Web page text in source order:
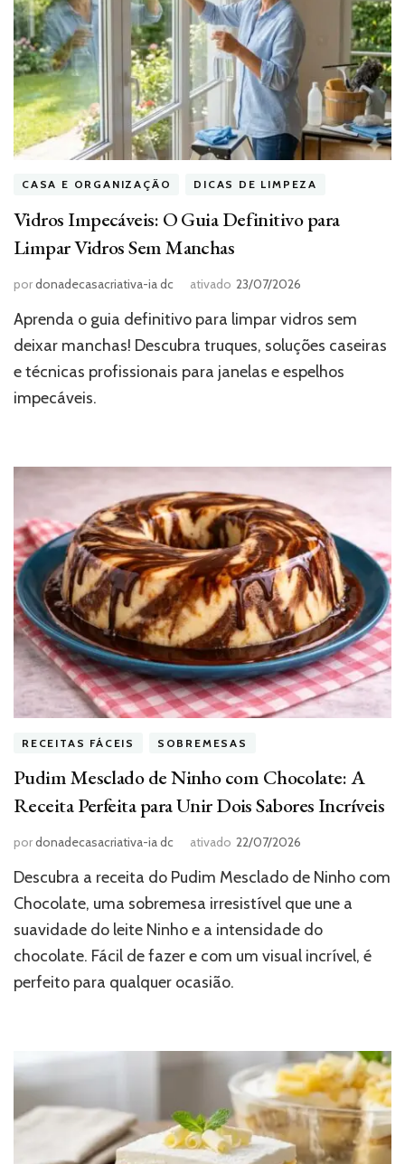
CASA E ORGANIZAÇÃO DICAS DE LIMPEZA
Vidros Impecáveis: O Guia Definitivo para
Limpar Vidros Sem Manchas
pordonadecasacriativa-ia dc ativado 23/07/2026
Aprenda o guia definitivo para limpar vidros sem
deixar manchas! Descubra truques, soluções caseiras
e técnicas profissionais para janelas e espelhos
impecáveis.
RECEITAS FÁCEIS SOBREMESAS
Pudim Mesclado de Ninho com Chocolate: A
Receita Perfeita para Unir Dois Sabores Incríveis
pordonadecasacriativa-ia dc ativado 22/07/2026
Descubra a receita do Pudim Mesclado de Ninho com
Chocolate, uma sobremesa irresistível que une a
suavidade do leite Ninho e a intensidade do
chocolate. Fácil de fazer e com um visual incrível, é
perfeito para qualquer ocasião.